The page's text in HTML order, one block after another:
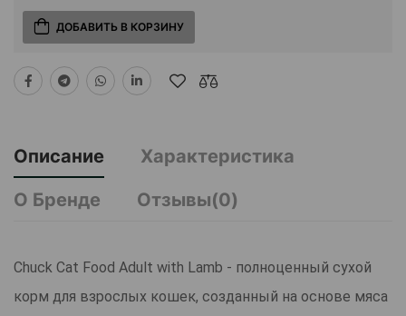
ДОБАВИТЬ В КОРЗИНУ
Описание
Характеристика
О Бренде
Отзывы(0)
Chuck Cat Food Adult with Lamb - полноценный сухой
корм для взрослых кошек, созданный на основе мяса